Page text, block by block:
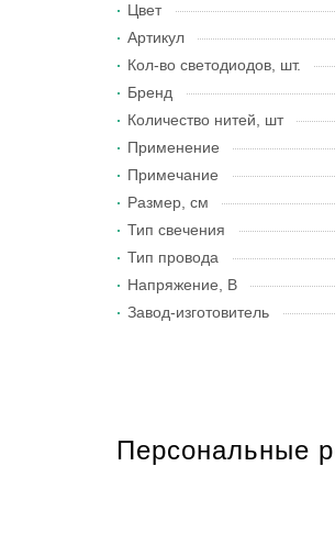
Цвет
Артикул
Кол-во светодиодов, шт.
Бренд
Количество нитей, шт
Применение
Примечание
Размер, см
Тип свечения
Тип провода
Напряжение, В
Завод-изготовитель
Персональные